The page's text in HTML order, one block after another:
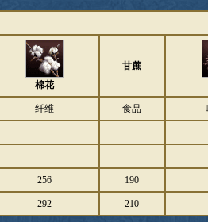
棉花
甘蔗
纤维 食品
256 190
292 210